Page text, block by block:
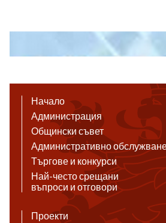
Начало
Администрация
Общински съвет
Административно
Търгове и конкурси
Най-често срещани
въпроси и отговори
Проекти